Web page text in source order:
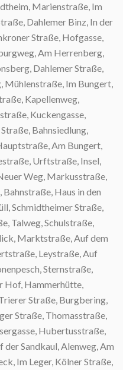
Marienstraße, Im
Dahlemer Binz, In der
Straße, Hofgasse,
Am Herrenberg,
Dahlemer Straße,
Mühlenstraße, Im Bungert,
Kapellenweg,
Kuckengasse,
Bahnsiedlung,
Am Bungert,
Urftstraße, Insel,
Weg, Markusstraße,
Haus in den
Schmidtheimer Straße,
Talweg, Schulstraße,
Marktstraße, Auf dem
Leystraße, Auf
Sternstraße,
Hof, Hammerhütte,
Straße, Burgbering,
Straße, Thomasstraße,
Hubertusstraße,
Sandkaul, Alenweg, Am
Im Leger, Kölner Straße,